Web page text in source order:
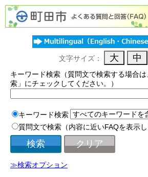
文字サイズ：
キーワード検索（質問文で検索する場合
索」にチェックしてください。）
キーワード検索
質問文で検索（内容に近いFAQを表示し
≫検索オプション